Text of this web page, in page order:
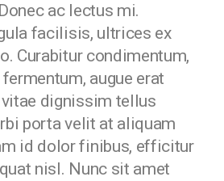
ac lectus mi.
facilisis, ultrices ex
Curabitur condimentum,
augue erat
vitae dignissim tellus
porta velit at aliquam
id dolor finibus, efficitur
nisl. Nunc sit amet